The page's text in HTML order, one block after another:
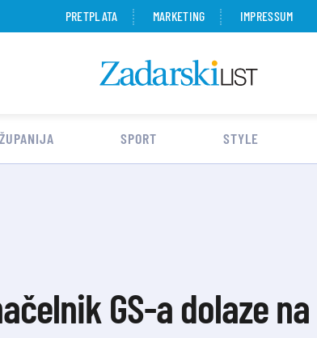
PRETPLATA MARKETING IMPRESSUM
SPORT STYLE
GS-a dolaze